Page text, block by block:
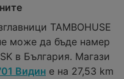
TAMBOHUSE
може да бъде намер
в България. Магази
Видин е на 27,53 km